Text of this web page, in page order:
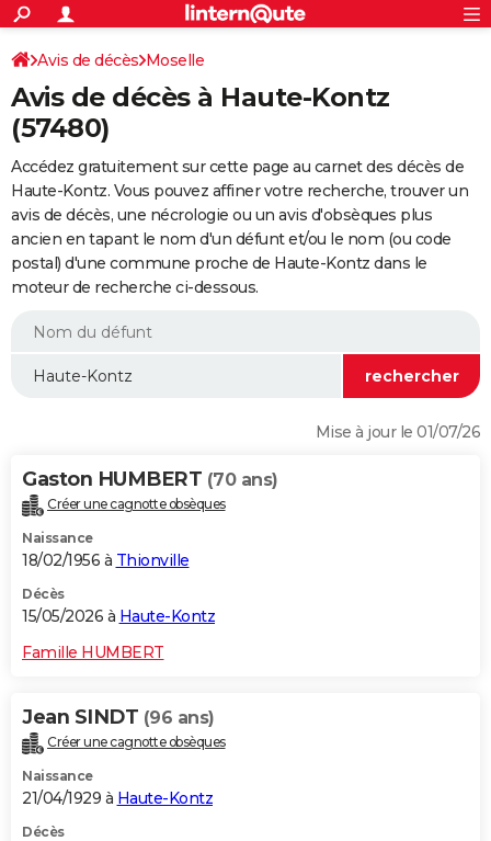
ACTUALITÉS
Politique
Société
Faits Divers
Education
Monde
Villes
+
SPORT
Coupe du monde 2026
Football
Tennis
Cyclisme
Rugby
Forum
FINANCE
Retraite
Impôts
Epargne
Immobilier
Risques naturels par ville
Banque
Assurance
Crédit
Essais
Réserver un essai
Citadines
Berlines
SUV
Forum auto
+
HIGH-TECH
Mobiles
Meilleur smartphone
Internet
Ordinateurs
Jeux vidéo
Guide high-tech
+BRICOLAGE
Forum
Aménagement intérieur
Extérieur
Cuisine
Salle de bains
Jardinage
Rangement
WEEK-END
Guides de France
Escapades
Patrimoine
Expositions
Musées
Week-end nature
LIFESTYLE
Alimentation
Guide de la santé
Maladies
Médicaments
Sommeil
VOYAGE
Destinations
City break
Voyage nature
Voyage de noces
Forum
Climat
+PHOTO
GUIDES D'ACHAT
BONS PLANS
CARTE DE VOEUX
Dictionnaire
Biographies
Citations
Expressions
Proverbes
PROGRAMME TV
COPAINS D'AVANT
S'inscrire
Se connecter
Lycées
Collèges
Primaires
Universités
Entreprises
Service militaire
Avis de recherche
AVIS DE DÉCÈS
Avis de décès Moselle
Avis de décès à Haute-Kontz
(57480)
Accédez gratuitement sur cette page au carnet des décès de
Haute-Kontz. Vous pouvez affiner votre recherche, trouver un
avis de décès, une nécrologie ou un avis d'obsèques plus
ancien en tapant le nom d'un défunt et/ou le nom (ou code
postal) d'une commune proche de Haute-Kontz dans le
moteur de recherche ci-dessous.
Mise à jour le 01/07/26
Gaston HUMBERT (70 ans)
Créer une cagnotte obsèques
Naissance
18/02/1956 à Thionville
Décès
15/05/2026 à Haute-Kontz
Famille HUMBERT
Jean SINDT (96 ans)
Créer une cagnotte obsèques
Naissance
21/04/1929 à Haute-Kontz
Décès